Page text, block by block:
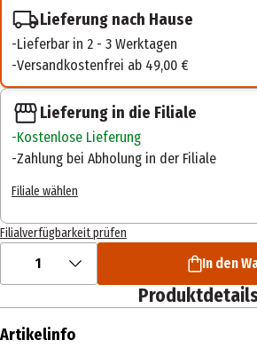
Lieferung nach Hause
Lieferbar in 2 - 3 Werktagen
Versandkostenfrei ab 49,00 €
Lieferung in die Filiale
Kostenlose Lieferung
Zahlung bei Abholung in der Filiale
Filiale wählen
Filialverfügbarkeit prüfen
1 In den
Artikelinfo